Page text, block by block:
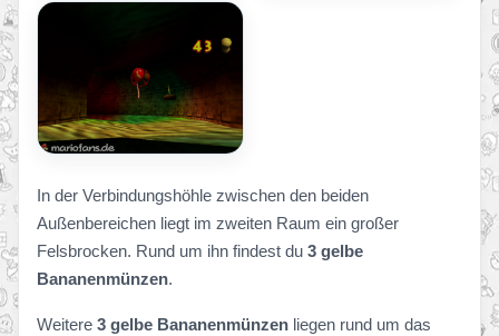
In der Verbindungshöhle zwischen den beiden
Außenbereichen liegt im zweiten Raum ein großer
Felsbrocken. Rund um ihn findest du 3 gelbe
Bananenmünzen.
Weitere 3 gelbe Bananenmünzen liegen rund um das